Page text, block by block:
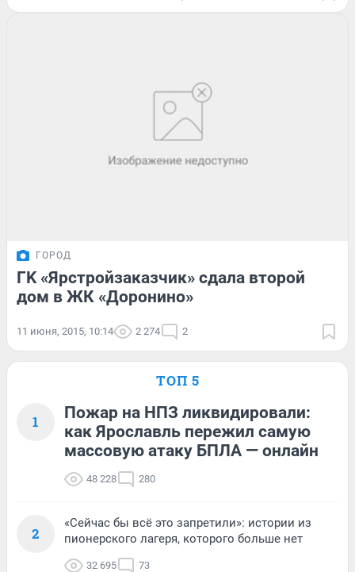
ГОРОД
ГK «Ярстройзаказчик» сдала второй
дом в ЖК «Доронино»
11 июня, 2015, 10:14 2 274 2
ТОП 5
1
Пожар на НПЗ ликвидировали:
как Ярославль пережил самую
массовую атаку БПЛА — онлайн
48 228 280
2
«Сейчас бы всё это запретили»: истории из
пионерского лагеря, которого больше нет
32 695 73